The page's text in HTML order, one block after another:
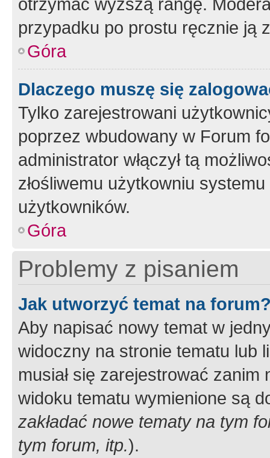
przypadku po prostu ręcznie ją
Góra
Dlaczego muszę się
Tylko zarejestrowani
poprzez wbudowany w Forum
administrator włączył tą
złośliwemu użytkowniu
użytkowników.
Góra
Problemy z pisaniem
Jak utworzyć temat na
Aby napisać nowy temat w
widoczny na stronie tematu lub
musiał się zarejestrować
widoku tematu wymienione są
zakładać nowe tematy na tym
tym forum, itp.).